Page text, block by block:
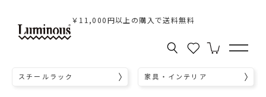
￥11,000円以上の購入で送料無料
スチールラック 家具・インテリア